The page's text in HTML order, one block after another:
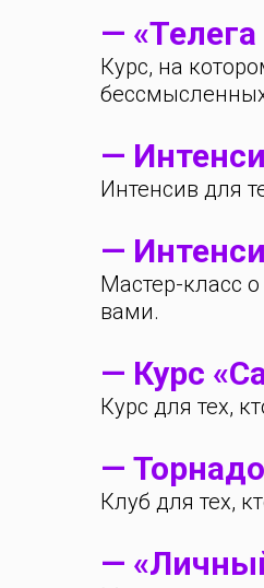
—
Курс, на
—
Интенсив для
—
Мастер-класс
вами.
— Курс
Курс для тех,
— Торнадо
Клуб для тех,
—